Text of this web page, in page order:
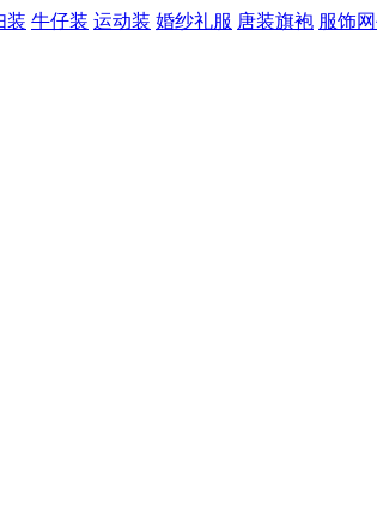
装 牛仔装 运动装 婚纱礼服 唐装旗袍 服饰